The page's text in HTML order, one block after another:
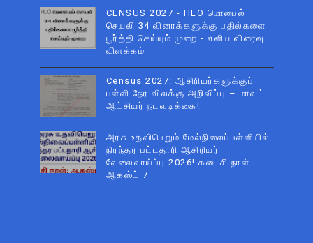
CENSUS 2027 - HLO மொபைல்
செயலி 34 வினாக்களுக்கு பதில்களை
பூர்த்தி செய்யும் முறை - எளிய விரைவு
விளக்கம்
Census 2027: ஆசிரியர்களுக்குப்
பள்ளி நேர விலக்கு அறிவிப்பு – மாவட்ட
ஆட்சியர் நடவடிக்கை!
அரசு உதவிபெறும் மேல்நிலைப்பள்ளியில்
நிரந்தர பட்டதாரி ஆசிரியர்
வேலைவாய்ப்பு 2026! கடைசி நாள்:
ஆகஸ்ட் 7